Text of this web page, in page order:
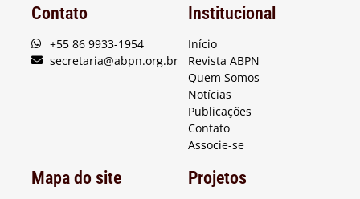
Contato
+55 86 9933-1954
secretaria@abpn.org.br
Institucional
Início
Revista ABPN
Quem Somos
Notícias
Publicações
Contato
Associe-se
Mapa do site Projetos